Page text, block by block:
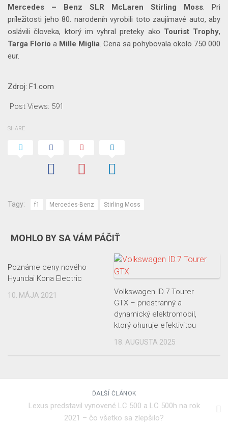
Mercedes – Benz SLR McLaren Stirling Moss. Pri
príležitosti jeho 80. narodenín vyrobili toto zaujímavé auto, aby
oslávili človeka, ktorý im vyhral preteky ako Tourist Trophy,
Targa Florio a Mille Miglia. Cena sa pohybovala okolo 750 000
eur.
Zdroj: F1.com
Post Views: 591
SHARE
Tagy: f1 Mercedes-Benz Stirling Moss
MOHLO BY SA VÁM PÁČIŤ
Poznáme ceny nového
Hyundai Kona Electric
10. MÁJA 2021
Volkswagen ID.7 Tourer
GTX – priestranný a
dynamický elektromobil,
ktorý ohuruje efektivitou
18. AUGUSTA 2025
ĎALŠÍ ČLÁNOK
Lexus predstavil vynovené LC 500 a LC 500h na rok
2021 – čo všetko sa zlepšilo?